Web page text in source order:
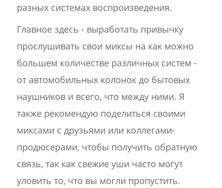
разных системах воспроизведения.
Главное здесь - выработать привычку
прослушивать свои миксы на как можно
большем количестве различных систем -
от автомобильных колонок до бытовых
наушников и всего, что между ними. Я
также рекомендую поделиться своими
миксами с друзьями или коллегами-
продюсерами, чтобы получить обратную
связь, так как свежие уши часто могут
уловить то, что вы могли пропустить.